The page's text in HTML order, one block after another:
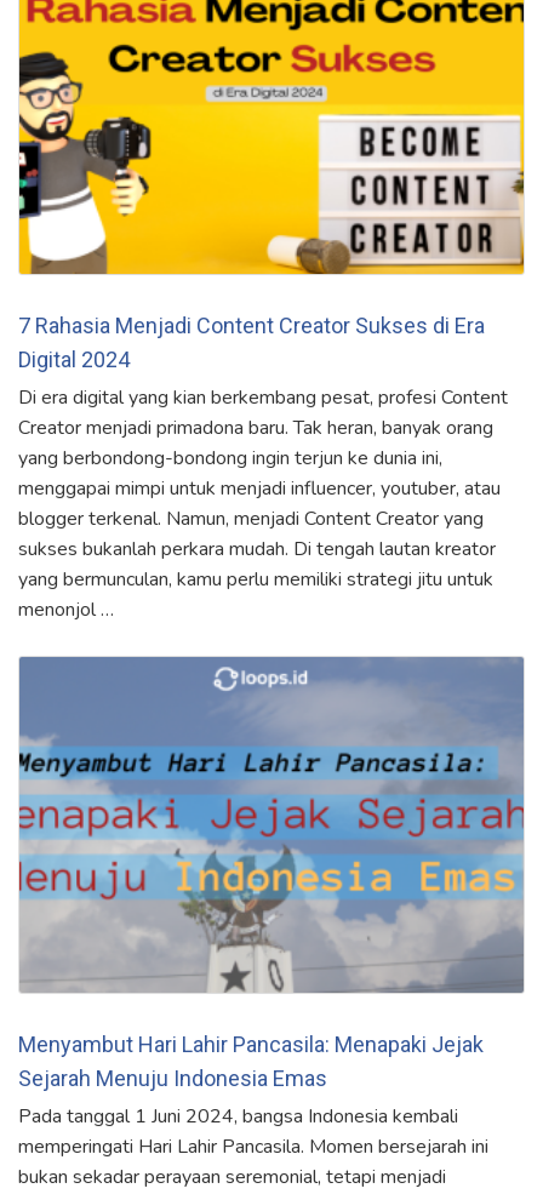
7 Rahasia Menjadi Content Creator Sukses di Era
Digital 2024
Di era digital yang kian berkembang pesat, profesi Content
Creator menjadi primadona baru. Tak heran, banyak orang
yang berbondong-bondong ingin terjun ke dunia ini,
menggapai mimpi untuk menjadi influencer, youtuber, atau
blogger terkenal. Namun, menjadi Content Creator yang
sukses bukanlah perkara mudah. Di tengah lautan kreator
yang bermunculan, kamu perlu memiliki strategi jitu untuk
menonjol …
Menyambut Hari Lahir Pancasila: Menapaki Jejak
Sejarah Menuju Indonesia Emas
Pada tanggal 1 Juni 2024, bangsa Indonesia kembali
memperingati Hari Lahir Pancasila. Momen bersejarah ini
bukan sekadar perayaan seremonial, tetapi menjadi